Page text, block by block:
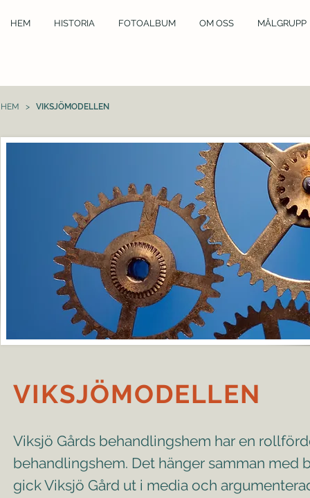
HEM HISTORIA FOTOALBUM OM OSS MÅLGRUPP
HEM > VIKSJÖMODELLEN
VIKSJÖMODELLEN
Viksjö Gårds behandlingshem har en
behandlingshem. Det hänger samman
gick Viksjö Gård ut i media och